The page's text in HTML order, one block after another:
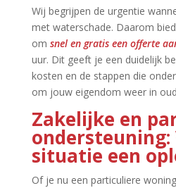
Wij begrijpen de urgentie
met waterschade.​ Daarom
om snel en gratis een offerte
uur.​ Dit geeft je een duidelijk
kosten en de stappen die
om jouw eigendom weer in
Zakelijke en
ondersteuning:
situatie een
Of je nu een particuliere